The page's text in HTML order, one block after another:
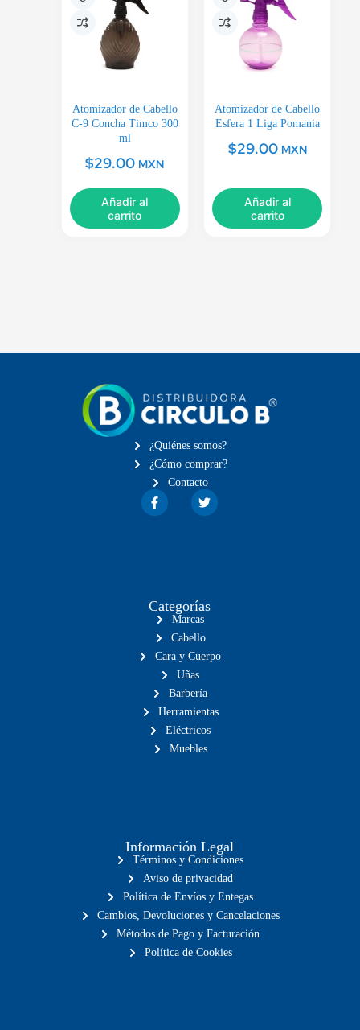
Atomizador de Cabello
C-9 Concha Timco 300
ml
$29.00 MXN
Añadir al
carrito
Atomizador de Cabello
Esfera 1 Liga Pomania
$29.00 MXN
Añadir al
carrito
¿Quiénes somos?
¿Cómo comprar?
Contacto
Categorías
Marcas
Cabello
Cara y Cuerpo
Uñas
Barbería
Herramientas
Eléctricos
Muebles
Información Legal
Términos y Condiciones
Aviso de privacidad
Política de Envíos y Entegas
Cambios, Devoluciones y Cancelaciones
Métodos de Pago y Facturación
Política de Cookies